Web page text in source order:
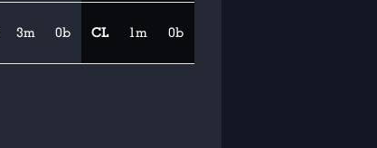
3m 0b CL 1m 0b